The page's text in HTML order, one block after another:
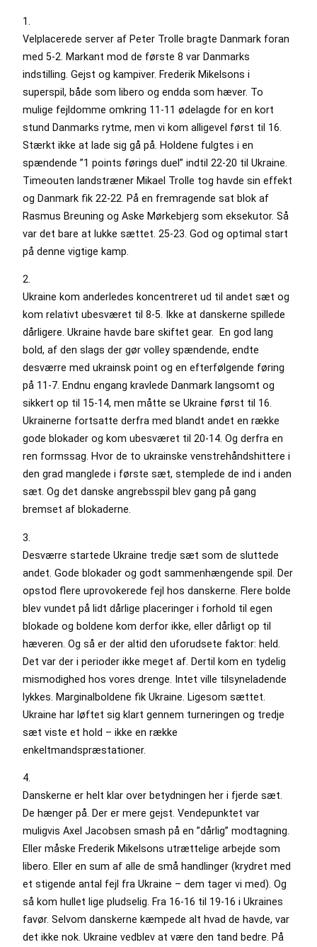
1.
Velplacerede server af Peter Trolle bragte Danmark foran
med 5-2. Markant mod de første 8 var Danmarks
indstilling. Gejst og kampiver. Frederik Mikelsons i
superspil, både som libero og endda som hæver. To
mulige fejldomme omkring 11-11 ødelagde for en kort
stund Danmarks rytme, men vi kom alligevel først til 16.
Stærkt ikke at lade sig gå på. Holdene fulgtes i en
spændende ”1 points førings duel” indtil 22-20 til Ukraine.
Timeouten landstræner Mikael Trolle tog havde sin effekt
og Danmark fik 22-22. På en fremragende sat blok af
Rasmus Breuning og Aske Mørkebjerg som eksekutor. Så
var det bare at lukke sættet. 25-23. God og optimal start
på denne vigtige kamp.
2.
Ukraine kom anderledes koncentreret ud til andet sæt og
kom relativt ubesværet til 8-5. Ikke at danskerne spillede
dårligere. Ukraine havde bare skiftet gear. En god lang
bold, af den slags der gør volley spændende, endte
desværre med ukrainsk point og en efterfølgende føring
på 11-7. Endnu engang kravlede Danmark langsomt og
sikkert op til 15-14, men måtte se Ukraine først til 16.
Ukrainerne fortsatte derfra med blandt andet en række
gode blokader og kom ubesværet til 20-14. Og derfra en
ren formssag. Hvor de to ukrainske venstrehåndshittere i
den grad manglede i første sæt, stemplede de ind i anden
sæt. Og det danske angrebsspil blev gang på gang
bremset af blokaderne.
3.
Desværre startede Ukraine tredje sæt som de sluttede
andet. Gode blokader og godt sammenhængende spil. Der
opstod flere uprovokerede fejl hos danskerne. Flere bolde
blev vundet på lidt dårlige placeringer i forhold til egen
blokade og boldene kom derfor ikke, eller dårligt op til
hæveren. Og så er der altid den uforudsete faktor: held.
Det var der i perioder ikke meget af. Dertil kom en tydelig
mismodighed hos vores drenge. Intet ville tilsyneladende
lykkes. Marginalboldene fik Ukraine. Ligesom sættet.
Ukraine har løftet sig klart gennem turneringen og tredje
sæt viste et hold – ikke en række
enkeltmandspræstationer.
4.
Danskerne er helt klar over betydningen her i fjerde sæt.
De hænger på. Der er mere gejst. Vendepunktet var
muligvis Axel Jacobsen smash på en ”dårlig” modtagning.
Eller måske Frederik Mikelsons utrættelige arbejde som
libero. Eller en sum af alle de små handlinger (krydret med
et stigende antal fejl fra Ukraine – dem tager vi med). Og
så kom hullet lige pludselig. Fra 16-16 til 19-16 i Ukraines
favør. Selvom danskerne kæmpede alt hvad de havde, var
det ikke nok. Ukraine vedblev at være den tand bedre. På